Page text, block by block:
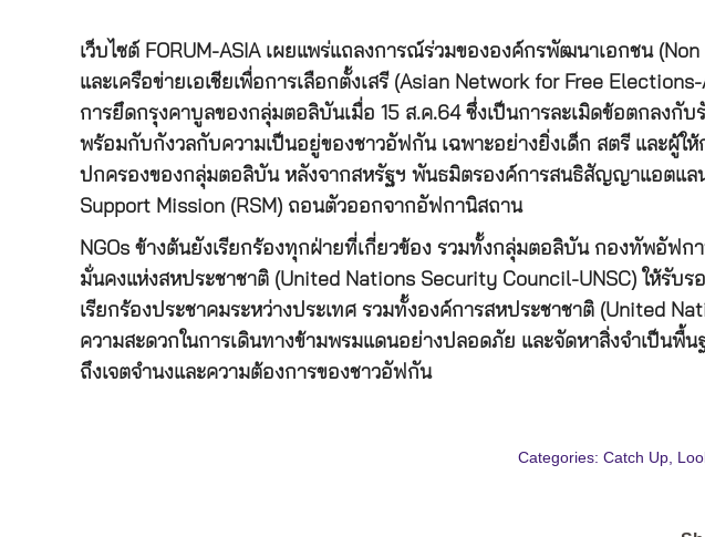
เว็บไซต์ FORUM-ASIA เผยแพร่แถลงการณ์ร่วมขององค์กรพัฒนาเอกชน
และเครือข่ายเอเชียเพื่อการเลือกตั้งเสรี (Asian Network for Free
การยึดกรุงคาบูลของกลุ่มตอลิบันเมื่อ 15 ส.ค.64 ซึ่งเป็นการละเมิดข้อตกลง
พร้อมกับกังวลกับความเป็นอยู่ของชาวอัฟกัน เฉพาะอย่างยิ่งเด็ก สตรี และผู้
ปกครองของกลุ่มตอลิบัน หลังจากสหรัฐฯ พันธมิตรองค์การสนธิสัญญาแอตแล
Support Mission (RSM) ถอนตัวออกจากอัฟกานิสถาน
NGOs ข้างต้นยังเรียกร้องทุกฝ่ายที่เกี่ยวข้อง รวมทั้งกลุ่มตอลิบัน กองทัพอัฟ
มั่นคงแห่งสหประชาชาติ (United Nations Security Council-UNSC) ให้รับ
เรียกร้องประชาคมระหว่างประเทศ รวมทั้งองค์การสหประชาชาติ (United
ความสะดวกในการเดินทางข้ามพรมแดนอย่างปลอดภัย และจัดหาสิ่งจำเป็นพื้
ถึงเจตจำนงและความต้องการของชาวอัฟกัน
Categories: Catch Up